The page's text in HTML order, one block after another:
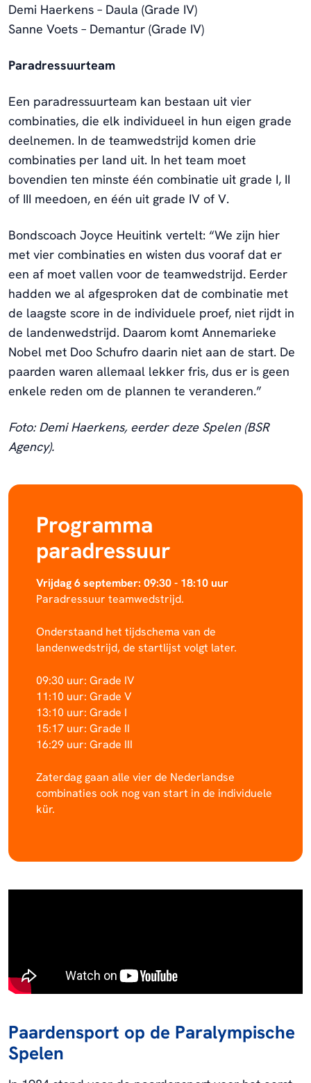
Demi Haerkens – Daula (Grade IV)
Sanne Voets – Demantur (Grade IV)
Paradressuurteam
Een paradressuurteam kan bestaan uit vier
combinaties, die elk individueel in hun eigen grade
deelnemen. In de teamwedstrijd komen drie
combinaties per land uit. In het team moet
bovendien ten minste één combinatie uit grade I, II
of III meedoen, en één uit grade IV of V.
Bondscoach Joyce Heuitink vertelt: “We zijn hier
met vier combinaties en wisten dus vooraf dat er
een af moet vallen voor de teamwedstrijd. Eerder
hadden we al afgesproken dat de combinatie met
de laagste score in de individuele proef, niet rijdt in
de landenwedstrijd. Daarom komt Annemarieke
Nobel met Doo Schufro daarin niet aan de start. De
paarden waren allemaal lekker fris, dus er is geen
enkele reden om de plannen te veranderen.”
Foto: Demi Haerkens, eerder deze Spelen (BSR
Agency).
Programma
paradressuur
Vrijdag 6 september: 09:30 - 18:10 uur
Paradressuur teamwedstrijd.
Onderstaand het tijdschema van de
landenwedstrijd, de startlijst volgt later.
09:30 uur: Grade IV
11:10 uur: Grade V
13:10 uur: Grade I
15:17 uur: Grade II
16:29 uur: Grade III
Zaterdag gaan alle vier de Nederlandse
combinaties ook nog van start in de individuele
kür.
Paardensport op de Paralympische
Spelen